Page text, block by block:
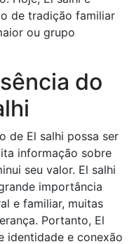
de tradição familiar
ou grupo
do
de El salhi possa ser
informação sobre
seu valor. El salhi
importância
e familiar, muitas
Portanto, El
identidade e conexão